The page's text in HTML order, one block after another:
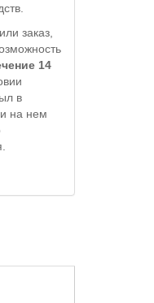
заказ,
14
в
на нем